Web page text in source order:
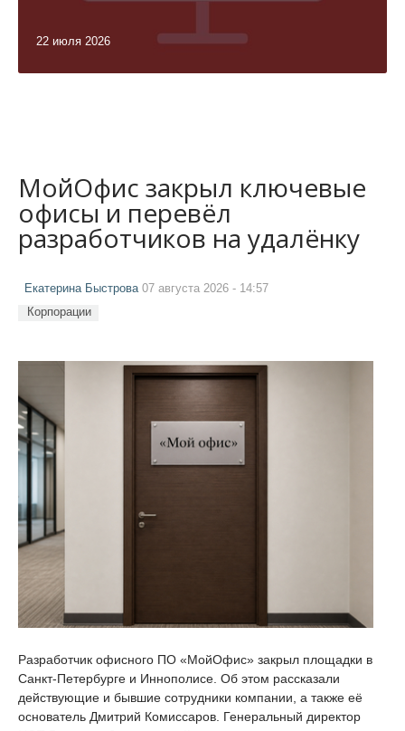
22 июля 2026
МойОфис закрыл ключевые
офисы и перевёл
разработчиков на удалёнку
Екатерина Быстрова 07 августа 2026 - 14:57
Корпорации
Разработчик офисного ПО «МойОфис» закрыл площадки в
Санкт-Петербурге и Иннополисе. Об этом рассказали
действующие и бывшие сотрудники компании, а также её
основатель Дмитрий Комиссаров. Генеральный директор